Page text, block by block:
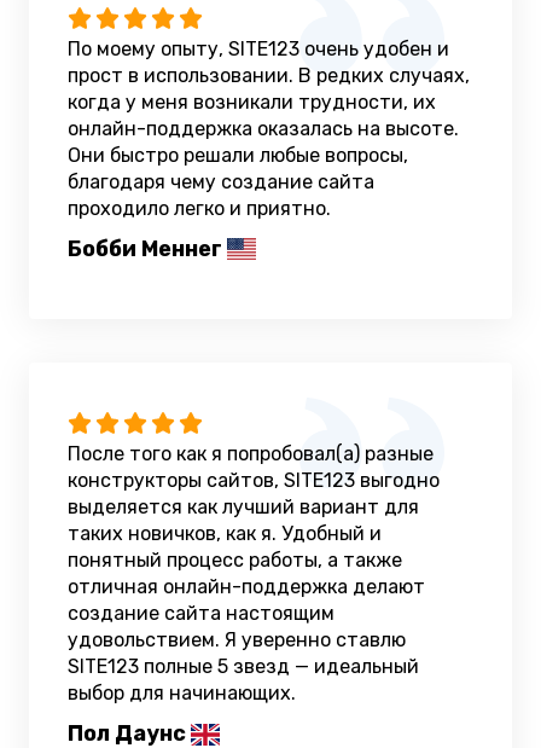
По моему опыту, SITE123 очень удобен и
прост в использовании. В редких случаях,
когда у меня возникали трудности, их
онлайн-поддержка оказалась на высоте.
Они быстро решали любые вопросы,
благодаря чему создание сайта
проходило легко и приятно.
Бобби Меннег
После того как я попробовал(а) разные
конструкторы сайтов, SITE123 выгодно
выделяется как лучший вариант для
таких новичков, как я. Удобный и
понятный процесс работы, а также
отличная онлайн-поддержка делают
создание сайта настоящим
удовольствием. Я уверенно ставлю
SITE123 полные 5 звезд — идеальный
выбор для начинающих.
Пол Даунс